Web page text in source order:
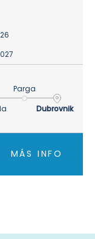
Parga
Dubrovnik
MÁS INFO